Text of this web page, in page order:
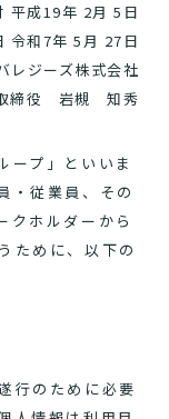
平成19年 2月 5日
令和7年 5月 27日
レジーズ株式会社
締役 岩槻 知秀
ープ」といいま
・従業員、その
クホルダーから
ために、以下の
行のために必要